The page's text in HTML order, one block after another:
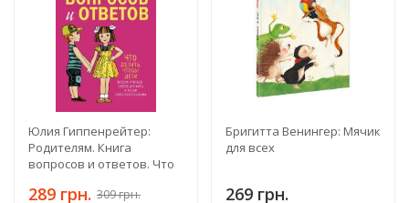
Юлия Гиппенрейтер:
Родителям. Книга
вопросов и ответов. Что
хотели учиться, умели
289 грн. 309 грн.
Бригитта Венингер: Мячик
для всех
269 грн.